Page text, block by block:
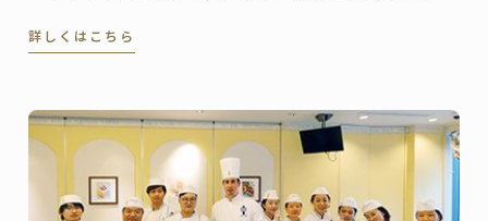
ベントとしてすっかり定着しました。ル･コルドン･ブ
詳しくはこちら